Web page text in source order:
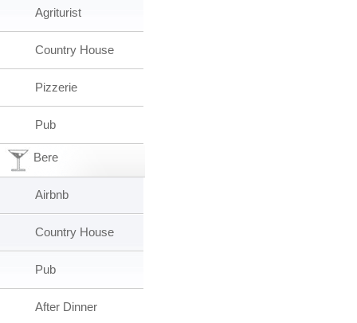
Agriturist
Country House
Pizzerie
Pub
Bere
Airbnb
Country House
Pub
After Dinner